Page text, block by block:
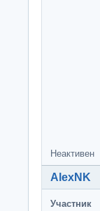
Неактивен
AlexNK
Участник